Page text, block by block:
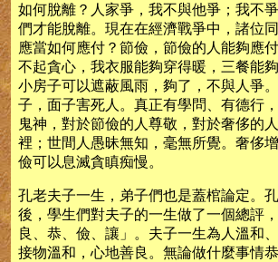
如何脫離？人家爭，我不與他爭；我不
們才能脫離。現在在經濟戰爭中，諸位
應當如何應付？節儉，節儉的人能夠應
不起貪心，我衣服能夠穿得暖，三餐能
小房子可以遮蔽風雨，夠了，不與人爭
子，面子害死人。真正有學問、有德行
鬼神，對於節儉的人尊敬，對於奢侈的
裡；世間人愚昧無知，毫無所覺。奢侈
儉可以息滅貪瞋痴慢。
孔老夫子一生，弟子們也是蓋棺論定。
後，學生們對夫子的一生做了一個總評
良、恭、儉、讓」。夫子一生為人溫和
接物溫和，心地善良。無論做什麼事情